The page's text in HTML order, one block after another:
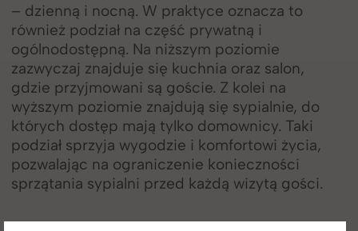
– dzienną i nocną. W praktyce oznacza to
również podział na część prywatną i
ogólnodostępną. Na niższym poziomie
zazwyczaj znajduje się kuchnia oraz salon,
gdzie przyjmowani są goście. Z kolei na
wyższym poziomie znajdują się sypialnie, do
których dostęp mają tylko domownicy. Taki
podział sprzyja wygodzie i komfortowi życia,
pozwalając na ograniczenie konieczności
sprzątania sypialni przed każdą wizytą gości.